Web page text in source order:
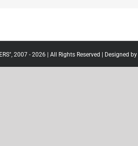
2007 - 2026 | All Rights Reserved | Designed by